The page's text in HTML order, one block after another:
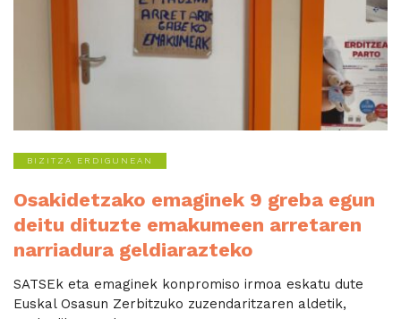
BIZITZA ERDIGUNEAN
Osakidetzako emaginek 9 greba egun
deitu dituzte emakumeen arretaren
narriadura geldiarazteko
SATSEk eta emaginek konpromiso irmoa eskatu dute
Euskal Osasun Zerbitzuko zuzendaritzaren aldetik,